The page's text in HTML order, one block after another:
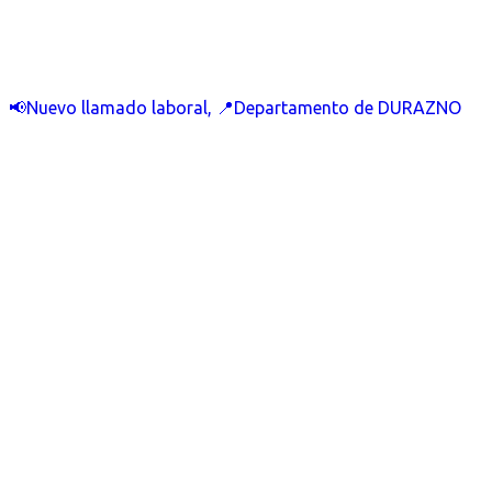
📢Nuevo llamado laboral, 📍Departamento de DURAZNO